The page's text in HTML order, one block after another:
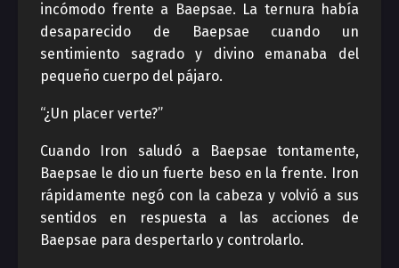
incómodo frente a Baepsae. La ternura había
desaparecido de Baepsae cuando un
sentimiento sagrado y divino emanaba del
pequeño cuerpo del pájaro.
“¿Un placer verte?”
Cuando Iron saludó a Baepsae tontamente,
Baepsae le dio un fuerte beso en la frente. Iron
rápidamente negó con la cabeza y volvió a sus
sentidos en respuesta a las acciones de
Baepsae para despertarlo y controlarlo.